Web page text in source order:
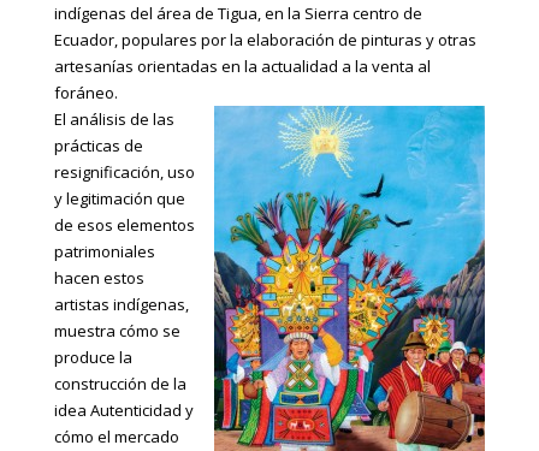
indígenas del área de Tigua, en la Sierra centro de
Ecuador, populares por la elaboración de pinturas y otras
artesanías orientadas en la actualidad a la venta al
foráneo.
El análisis de las
prácticas de
resignificación, uso
y legitimación que
de esos elementos
patrimoniales
hacen estos
artistas indígenas,
muestra cómo se
produce la
construcción de la
idea Autenticidad y
cómo el mercado